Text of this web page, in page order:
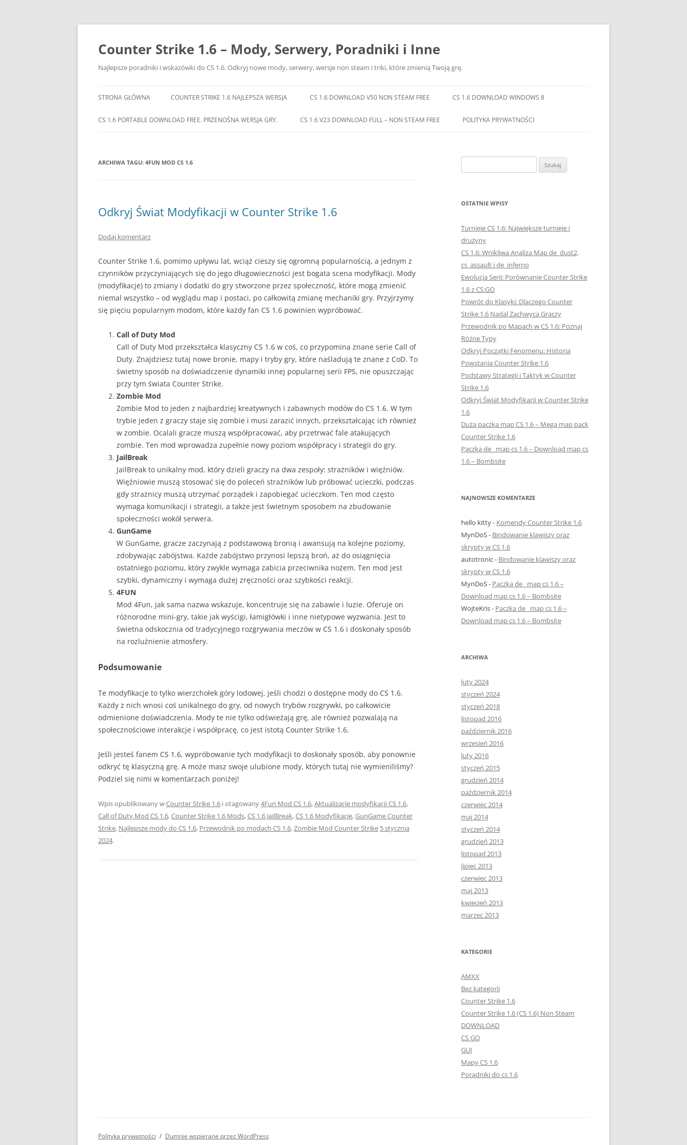
Przejdź
Counter Strike 1.6 – Mody, Serwery, Poradniki i Inne
Najlepsze poradniki i wskazówki do CS 1.6. Odkryj nowe mody, serwery, wersje non steam i triki, które zmienią Twoją grę.
STRONA GŁÓWNA COUNTER STRIKE 1.6 NAJLEPSZA WERSJA CS 1.6 DOWNLOAD V50 NON STEAM FREE CS 1.6 DOWNLOAD WINDOWS 8
CS 1.6 PORTABLE DOWNLOAD FREE. PRZENOŚNA WERSJA GRY. CS 1.6 V23 DOWNLOAD FULL – NON STEAM FREE POLITYKA PRYWATNOŚCI
ARCHIWA TAGU: 4FUN MOD CS 1.6
Odkryj Świat Modyfikacji w Counter Strike 1.6
Dodaj komentarz
Counter Strike 1.6, pomimo upływu lat, wciąż cieszy się ogromną popularnością, a jednym z
czynników przyczyniających się do jego długowieczności jest bogata scena modyfikacji. Mody
(modyfikacje) to zmiany i dodatki do gry stworzone przez społeczność, które mogą zmienić
niemal wszystko – od wyglądu map i postaci, po całkowitą zmianę mechaniki gry. Przyjrzymy
się pięciu popularnym modom, które każdy fan CS 1.6 powinien wypróbować.
Call of Duty Mod
Call of Duty Mod przekształca klasyczny CS 1.6 w coś, co przypomina znane serie Call of
Duty. Znajdziesz tutaj nowe bronie, mapy i tryby gry, które naśladują te znane z CoD. To
świetny sposób na doświadczenie dynamiki innej popularnej serii FPS, nie opuszczając
przy tym świata Counter Strike.
Zombie Mod
Zombie Mod to jeden z najbardziej kreatywnych i zabawnych modów do CS 1.6. W tym
trybie jeden z graczy staje się zombie i musi zarazić innych, przekształcając ich również
w zombie. Ocalali gracze muszą współpracować, aby przetrwać fale atakujących
zombie. Ten mod wprowadza zupełnie nowy poziom współpracy i strategii do gry.
JailBreak
JailBreak to unikalny mod, który dzieli graczy na dwa zespoły: strażników i więźniów.
Więźniowie muszą stosować się do poleceń strażników lub próbować ucieczki, podczas
gdy strażnicy muszą utrzymać porządek i zapobiegać ucieczkom. Ten mod często
wymaga komunikacji i strategii, a także jest świetnym sposobem na zbudowanie
społeczności wokół serwera.
GunGame
W GunGame, gracze zaczynają z podstawową bronią i awansują na kolejne poziomy,
zdobywając zabójstwa. Każde zabójstwo przynosi lepszą broń, aż do osiągnięcia
ostatniego poziomu, który zwykle wymaga zabicia przeciwnika nożem. Ten mod jest
szybki, dynamiczny i wymaga dużej zręczności oraz szybkości reakcji.
4FUN
Mod 4Fun, jak sama nazwa wskazuje, koncentruje się na zabawie i luzie. Oferuje on
różnorodne mini-gry, takie jak wyścigi, łamigłówki i inne nietypowe wyzwania. Jest to
świetna odskocznia od tradycyjnego rozgrywania meczów w CS 1.6 i doskonały sposób
na rozluźnienie atmosfery.
Podsumowanie
Te modyfikacje to tylko wierzchołek góry lodowej, jeśli chodzi o dostępne mody do CS 1.6.
Każdy z nich wnosi coś unikalnego do gry, od nowych trybów rozgrywki, po całkowicie
odmienione doświadczenia. Mody te nie tylko odświeżają grę, ale również pozwalają na
społecznościowe interakcje i współpracę, co jest istotą Counter Strike 1.6.
Jeśli jesteś fanem CS 1.6, wypróbowanie tych modyfikacji to doskonały sposób, aby ponownie
odkryć tę klasyczną grę. A może masz swoje ulubione mody, których tutaj nie wymieniliśmy?
Podziel się nimi w komentarzach poniżej!
Wpis opublikowany wCounter Strike 1.6 i otagowany4Fun Mod CS 1.6,Aktualizacje modyfikacji CS 1.6,
Call of Duty Mod CS 1.6,Counter Strike 1.6 Mods,CS 1.6 JailBreak,CS 1.6 Modyfikacje,GunGame Counter
Strike, Najlepsze mody do CS 1.6, Przewodnik po modach CS 1.6,Zombie Mod Counter Strike 5 stycznia
2024.
OSTATNIE WPISY
Turnieje CS 1.6: Największe turnieje i
drużyny
CS 1.6: Wnikliwa Analiza Map de_dust2,
cs_assault i de_inferno
Ewolucja Serii: Porównanie Counter Strike
1.6 z CS:GO
Powrót do Klasyki: Dlaczego Counter
Strike 1.6 Nadal Zachwyca Graczy
Przewodnik po Mapach w CS 1.6: Poznaj
Różne Typy
Odkryj Początki Fenomenu: Historia
Powstania Counter Strike 1.6
Podstawy Strategii i Taktyk w Counter
Strike 1.6
Odkryj Świat Modyfikacji w Counter Strike
1.6
Duża paczka map CS 1.6 – Mega map pack
Counter Strike 1.6
Paczka de_ map cs 1.6 – Download map cs
1.6 – Bombsite
NAJNOWSZE KOMENTARZE
hello kitty- Komendy Counter Strike 1.6
MynDoS- Bindowanie klawiszy oraz
skrypty w CS 1.6
autotronic- Bindowanie klawiszy oraz
skrypty w CS 1.6
MynDoS- Paczka de_ map cs 1.6 –
Download map cs 1.6 – Bombsite
WojteKris- Paczka de_ map cs 1.6 –
Download map cs 1.6 – Bombsite
ARCHIWA
luty 2024
styczeń 2024
styczeń 2018
listopad 2016
październik 2016
wrzesień 2016
luty 2016
styczeń 2015
grudzień 2014
październik 2014
czerwiec 2014
maj 2014
styczeń 2014
grudzień 2013
listopad 2013
lipiec 2013
czerwiec 2013
maj 2013
kwiecień 2013
marzec 2013
KATEGORIE
AMXX
Bez kategorii
Counter Strike 1.6
Counter Strike 1.6 (CS 1.6) Non Steam
DOWNLOAD
CS GO
GUI
Mapy CS 1.6
Poradniki do cs 1.6
Polityka prywatności Dumnie wspierane przez WordPress